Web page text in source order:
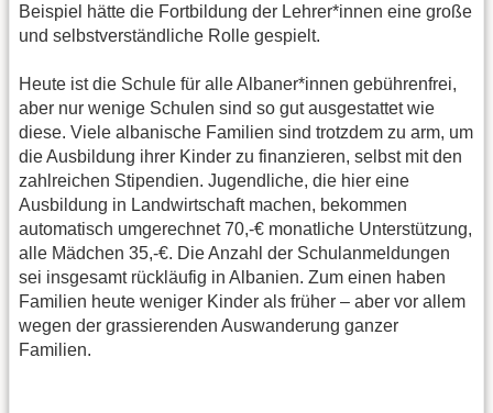
Beispiel hätte die Fortbildung der Lehrer*innen eine große
und selbstverständliche Rolle gespielt.
Heute ist die Schule für alle Albaner*innen gebührenfrei,
aber nur wenige Schulen sind so gut ausgestattet wie
diese. Viele albanische Familien sind trotzdem zu arm, um
die Ausbildung ihrer Kinder zu finanzieren, selbst mit den
zahlreichen Stipendien. Jugendliche, die hier eine
Ausbildung in Landwirtschaft machen, bekommen
automatisch umgerechnet 70,-€ monatliche Unterstützung,
alle Mädchen 35,-€. Die Anzahl der Schulanmeldungen
sei insgesamt rückläufig in Albanien. Zum einen haben
Familien heute weniger Kinder als früher – aber vor allem
wegen der grassierenden Auswanderung ganzer
Familien.